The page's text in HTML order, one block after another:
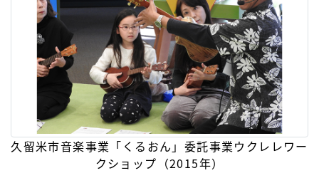
久留米市音楽事業「くるおん」委託事業ウクレレワー
クショップ（2015年）